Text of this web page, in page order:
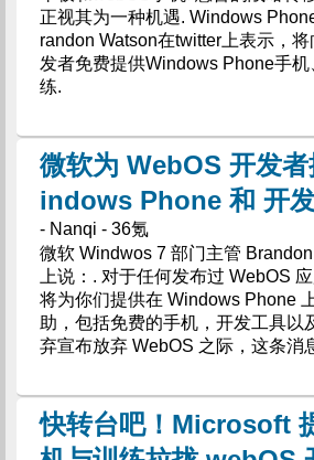
正视其为一种机遇. Windows
randon Watson在twitter上表示，
发者免费提供Windows Phone手机
练.
微软为 WebOS 开发
indows Phone 和 开
- Nanqi - 36氪
微软 Windwos 7 部门主管
上说：. 对于任何发布过 WebOS
将为你们提供在 Windows Phone
助，包括免费的手机，开发工具以
弃宣布放弃 WebOS 之际，这条消
快转台吧！Microsoft